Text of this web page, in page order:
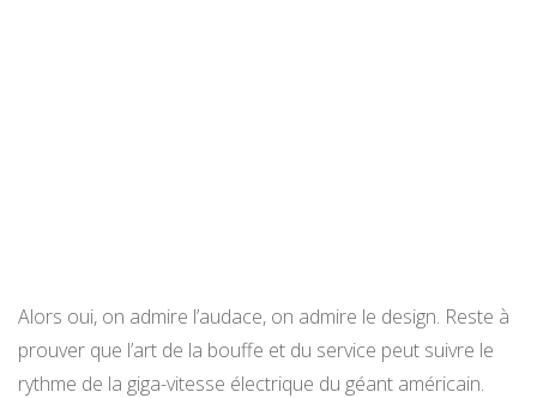
Alors oui, on admire l’audace, on admire le design. Reste à
prouver que l’art de la bouffe et du service peut suivre le
rythme de la giga-vitesse électrique du géant américain.